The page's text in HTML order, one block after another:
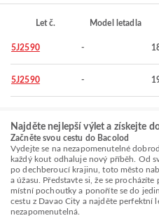
Let č. Model letadla
5J2590 -
5J2590 -
Najděte nejlepší výlet a získejte
Začněte svou cestu do Bacolod
Vydejte se na nezapomenutelné
každý kout odhaluje nový příběh. Od
po dechberoucí krajinu, toto město
a úžasu. Představte si, že se
místní pochoutky a ponoříte se do
cestu z Davao City a najděte perfektní
nezapomenutelná.